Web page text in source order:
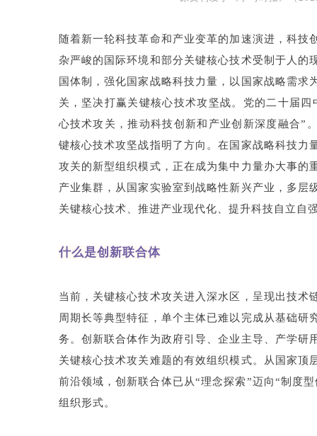
随着新一轮科技革命和产业变革的加速演进，科
杂严峻的国际环境和部分关键核心技术受制于人的
国体制，强化国家战略科技力量，以国家战略需
关，坚决打赢关键核心技术攻坚战。党的二十届
心技术攻关，推动科技创新和产业创新深度融合”
键核心技术攻坚战指明了方向。在国家战略科技力
攻关的新型组织模式，正在成为集中力量办大事的
产业集群，从国家实验室到战略性新兴产业，多层
关键核心技术、推进产业现代化、提升科技自立自
什么是创新联合体
当前，关键核心技术攻关进入深水区，呈现出技术
周期长等典型特征，单个主体已难以完成从基础
务。创新联合体作为政府引导、企业主导、产学研
关键核心技术攻关难题的有效组织模式。从国家顶
前沿领域，创新联合体已从“理念探索”迈向“制度
组织形式。